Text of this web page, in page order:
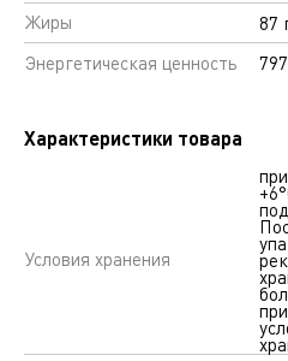
Жиры
87
Энергетическая ценность
Характеристики товара
Условия хранения